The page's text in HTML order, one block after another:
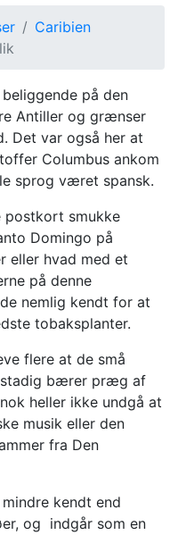
Caribien
på den
Antiller og grænser
Det var også her at
Columbus ankom
sprog været spansk.
postkort smukke
Domingo på
eller hvad med et
på denne
nemlig kendt for at
tobaksplanter.
flere at de små
stadig bærer præg af
heller ikke undgå at
musik eller den
fra Den
kendt end
og indgår som en